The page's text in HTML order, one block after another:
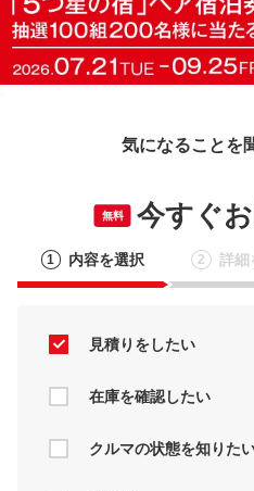
気になることを
無料 今すぐ
1 内容を選択 2 詳細
見積りをしたい
在庫を確認したい
クルマの状態を知りた